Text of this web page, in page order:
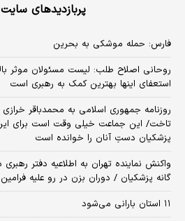
پربازدیدهای
فارس: حمله موشکی به بحرین
استعفای اینها بهترین کمک به رهبری است
روزنامه جمهوری اسلامی به محمدباقر
تاخت/ این جماعت خیلی وقت است برای
پزشکیان دستِ آنان را خوانده است
گانه پزشکیان / دوران بزن در رو علیه
۱۱ استان بارانی می‌شود